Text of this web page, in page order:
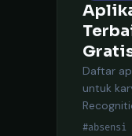
Daftar
untuk